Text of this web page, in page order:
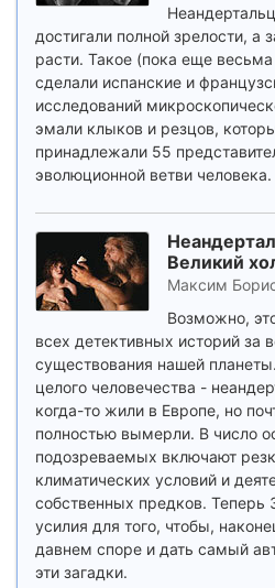
достигали полной зрелости, а
расти. Такое (пока еще
сделали испанские и
исследований
эмали клыков и резцов,
принадлежали 55
эволюционной ветви человека.
Великий
Максим
Возможно,
всех детективных историй за
существования нашей
целого человечества -
когда-то жили в Европе, но
полностью вымерли. В число
подозреваемых включают
климатических условий и
собственных предков. Теперь
усилия для того, чтобы,
давнем споре и дать самый
эти загадки.